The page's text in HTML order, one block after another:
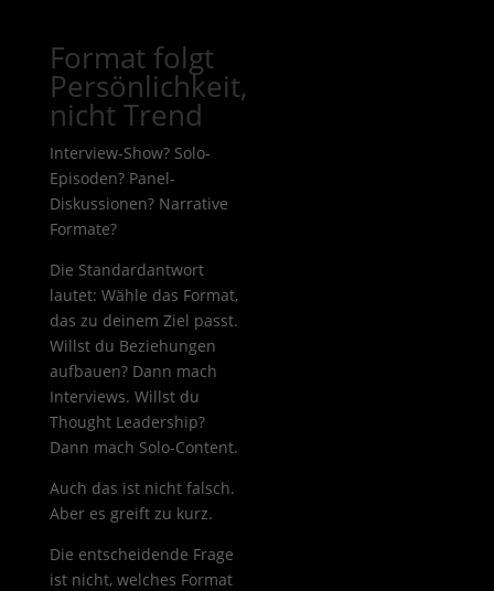
Format folgt
Persönlichkeit,
nicht Trend
Interview-Show? Solo-
Episoden? Panel-
Diskussionen? Narrative
Formate?
Die Standardantwort
lautet: Wähle das Format,
das zu deinem Ziel passt.
Willst du Beziehungen
aufbauen? Dann mach
Interviews. Willst du
Thought Leadership?
Dann mach Solo-Content.
Auch das ist nicht falsch.
Aber es greift zu kurz.
Die entscheidende Frage
ist nicht, welches Format